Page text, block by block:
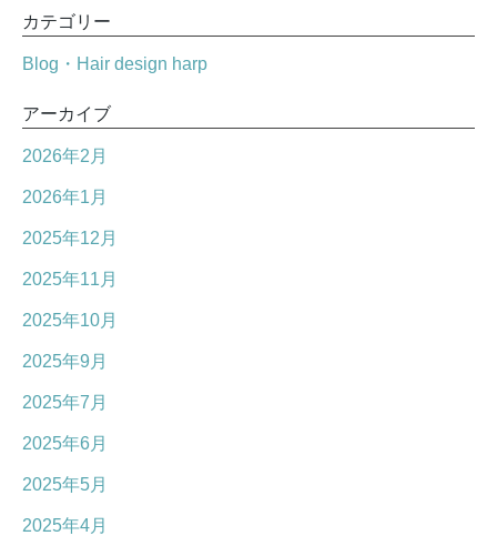
カテゴリー
Blog・Hair design harp
アーカイブ
2026年2月
2026年1月
2025年12月
2025年11月
2025年10月
2025年9月
2025年7月
2025年6月
2025年5月
2025年4月